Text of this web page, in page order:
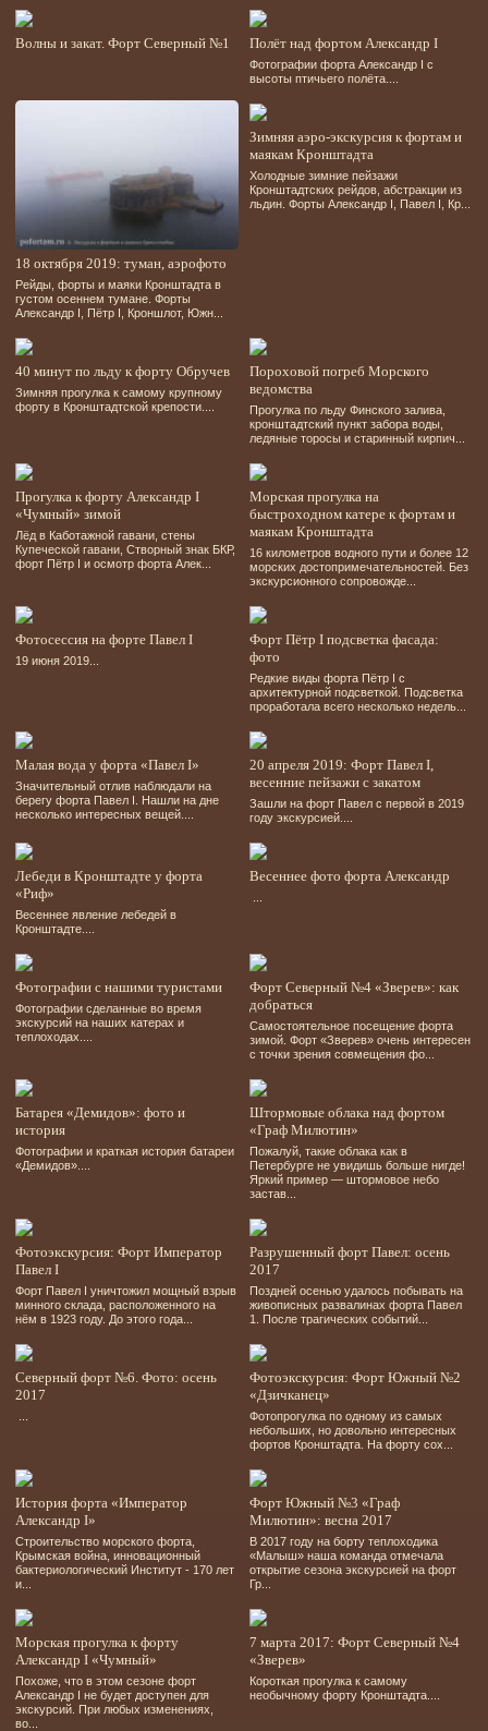
Волны и закат. Форт Северный №1 Полёт над фортом Александр І
Фотографии форта Александр І с
высоты птичьего полёта....
18 октября 2019: туман, аэрофото
Рейды, форты и маяки Кронштадта в
густом осеннем тумане. Форты
Александр І, Пётр І, Кроншлот, Южн...
Зимняя аэро-экскурсия к фортам и
маякам Кронштадта
Холодные зимние пейзажи
Кронштадтских рейдов, абстракции из
льдин. Форты Александр І, Павел І, Кр...
40 минут по льду к форту Обручев
Зимняя прогулка к самому крупному
форту в Кронштадтской крепости....
Пороховой погреб Морского
ведомства
Прогулка по льду Финского залива,
кронштадтский пункт забора воды,
ледяные торосы и старинный кирпич...
Прогулка к форту Александр I
«Чумный» зимой
Лёд в Каботажной гавани, стены
Купеческой гавани, Створный знак БКР,
форт Пётр І и осмотр форта Алек...
Морская прогулка на
быстроходном катере к фортам и
маякам Кронштадта
16 километров водного пути и более 12
морских достопримечательностей. Без
экскурсионного сопровожде...
Фотосессия на форте Павел І
19 июня 2019...
Форт Пётр І подсветка фасада:
фото
Редкие виды форта Пётр І с
архитектурной подсветкой. Подсветка
проработала всего несколько недель...
Малая вода у форта «Павел І»
Значительный отлив наблюдали на
берегу форта Павел І. Нашли на дне
несколько интересных вещей....
20 апреля 2019: Форт Павел І,
весенние пейзажи с закатом
Зашли на форт Павел с первой в 2019
году экскурсией....
Лебеди в Кронштадте у форта
«Риф»
Весеннее явление лебедей в
Кронштадте....
Весеннее фото форта Александр
Фотографии с нашими туристами
Фотографии сделанные во время
экскурсий на наших катерах и
теплоходах....
Форт Северный №4 «Зверев»: как
добраться
Самостоятельное посещение форта
зимой. Форт «Зверев» очень интересен
с точки зрения совмещения фо...
Батарея «Демидов»: фото и
история
Фотографии и краткая история батареи
«Демидов»....
Штормовые облака над фортом
«Граф Милютин»
Пожалуй, такие облака как в
Петербурге не увидишь больше нигде!
Яркий пример — штормовое небо
застав...
Фотоэкскурсия: Форт Император
Павел I
Форт Павел І уничтожил мощный взрыв
минного склада, расположенного на
нём в 1923 году. До этого года...
Разрушенный форт Павел: осень
2017
Поздней осенью удалось побывать на
живописных развалинах форта Павел
1. После трагических событий...
Северный форт №6. Фото: осень
2017
Фотоэкскурсия: Форт Южный №2
«Дзичканец»
Фотопрогулка по одному из самых
небольших, но довольно интересных
фортов Кронштадта. На форту сох...
История форта «Император
Александр I»
Строительство морского форта,
Крымская война, инновационный
бактериологический Институт - 170 лет
и...
Форт Южный №3 «Граф
Милютин»: весна 2017
В 2017 году на борту теплоходика
«Малыш» наша команда отмечала
открытие сезона экскурсией на форт
Гр...
Морская прогулка к форту
Александр I «Чумный»
Похоже, что в этом сезоне форт
Александр I не будет доступен для
экскурсий. При любых изменениях,
во...
7 марта 2017: Форт Северный №4
«Зверев»
Короткая прогулка к самому
необычному форту Кронштадта....